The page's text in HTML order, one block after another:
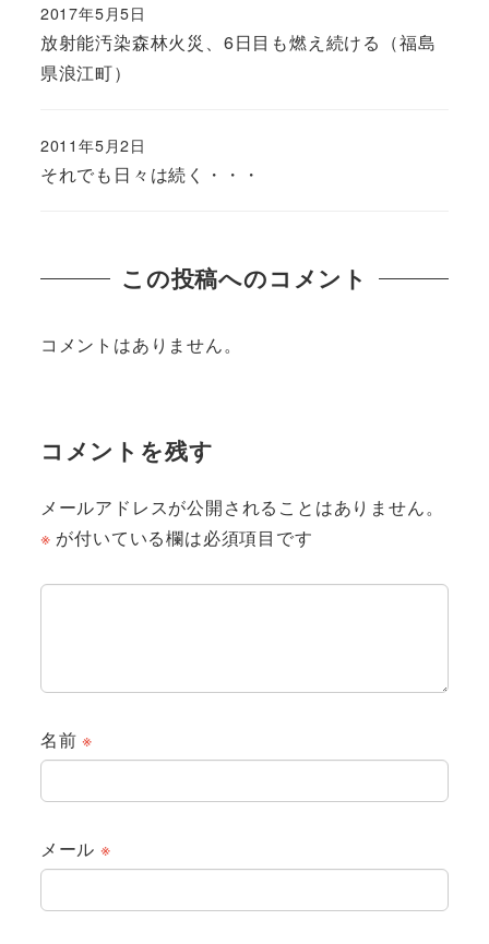
放射能汚染森林火災、6日目も燃え続ける（福島
県浪江町）
2017年5月5日
それでも日々は続く・・・
2011年5月2日
この投稿へのコメント
コメントはありません。
コメントを残す
メールアドレスが公開されることはありません。
※ が付いている欄は必須項目です
名前※
メール ※